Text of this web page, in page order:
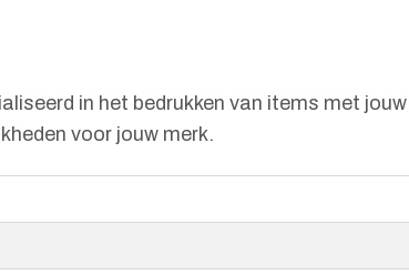
in het bedrukken van items met
voor jouw merk.